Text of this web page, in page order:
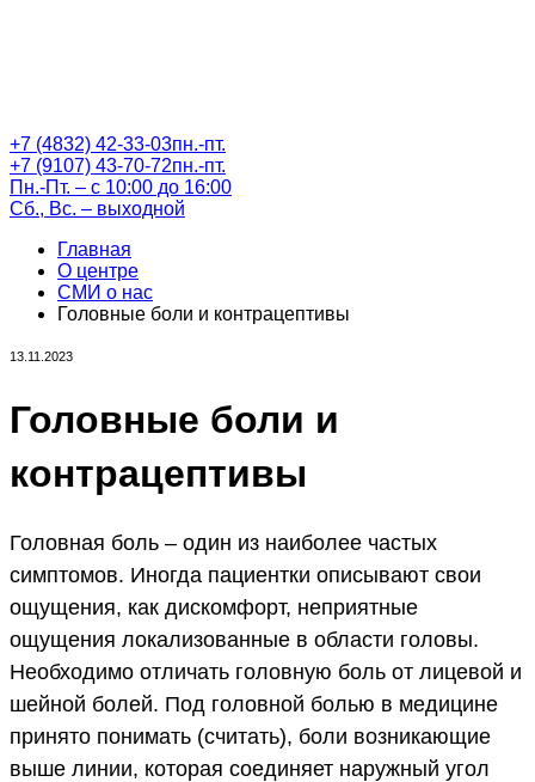
+7 (4832) 42-33-03пн.-пт.
+7 (9107) 43-70-72пн.-пт.
Пн.-Пт. – с 10:00 до 16:00
Сб., Вс. – выходной
Главная
О центре
СМИ о нас
Головные боли и контрацептивы
13.11.2023
Головные боли и
контрацептивы
Головная боль – один из наиболее частых
симптомов. Иногда пациентки описывают свои
ощущения, как дискомфорт, неприятные
ощущения локализованные в области головы.
Необходимо отличать головную боль от лицевой и
шейной болей. Под головной болью в медицине
принято понимать (считать), боли возникающие
выше линии, которая соединяет наружный угол